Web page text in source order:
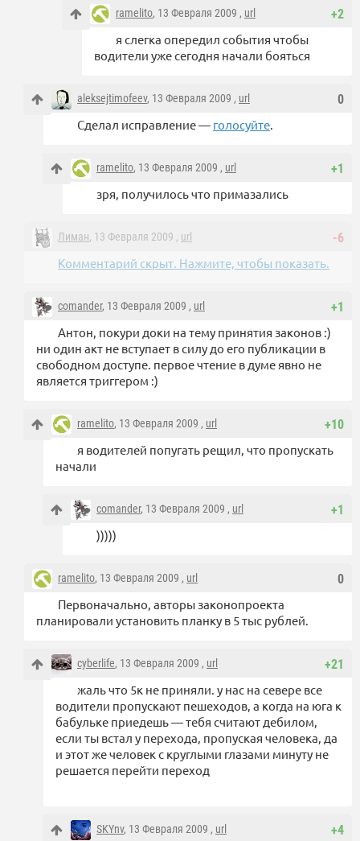
+2
ramelito, 13 Февраля 2009 , url
я слегка опередил события чтобы
водители уже сегодня начали бояться
0
aleksejtimofeev, 13 Февраля 2009 , url
Сделал исправление — голосуйте.
+1
ramelito, 13 Февраля 2009 , url
зря, получилось что примазались
-6
Лиман, 13 Февраля 2009 , url
Комментарий скрыт. Нажмите, чтобы показать.
+1
comander, 13 Февраля 2009 , url
Антон, покури доки на тему принятия законов :)
ни один акт не вступает в силу до его публикации в
свободном доступе. первое чтение в думе явно не
является триггером :)
+10
ramelito, 13 Февраля 2009 , url
я водителей попугать рещил, что пропускать
начали
+1
comander, 13 Февраля 2009 , url
)))))
0
ramelito, 13 Февраля 2009 , url
Первоначально, авторы законопроекта
планировали установить планку в 5 тыс рублей.
+21
cyberlife, 13 Февраля 2009 , url
жаль что 5к не приняли. у нас на севере все
водители пропускают пешеходов, а когда на юга к
бабульке приедешь — тебя считают дебилом,
если ты встал у перехода, пропуская человека, да
и этот же человек с круглыми глазами минуту не
решается перейти переход
+4
SKYnv, 13 Февраля 2009 , url